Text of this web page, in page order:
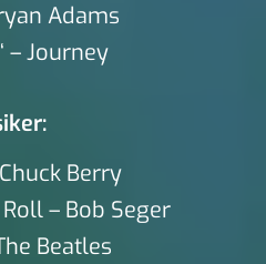
Adams
– Journey
Berry
– Bob Seger
Beatles